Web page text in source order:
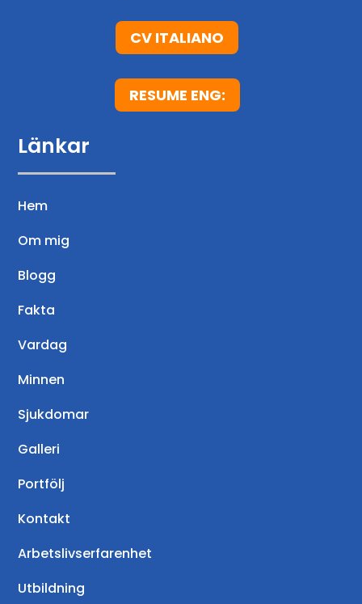
CV ITALIANO
RESUME ENG:
Länkar
Hem
Om mig
Blogg
Fakta
Vardag
Minnen
Sjukdomar
Galleri
Portfölj
Kontakt
Arbetslivserfarenhet
Utbildning